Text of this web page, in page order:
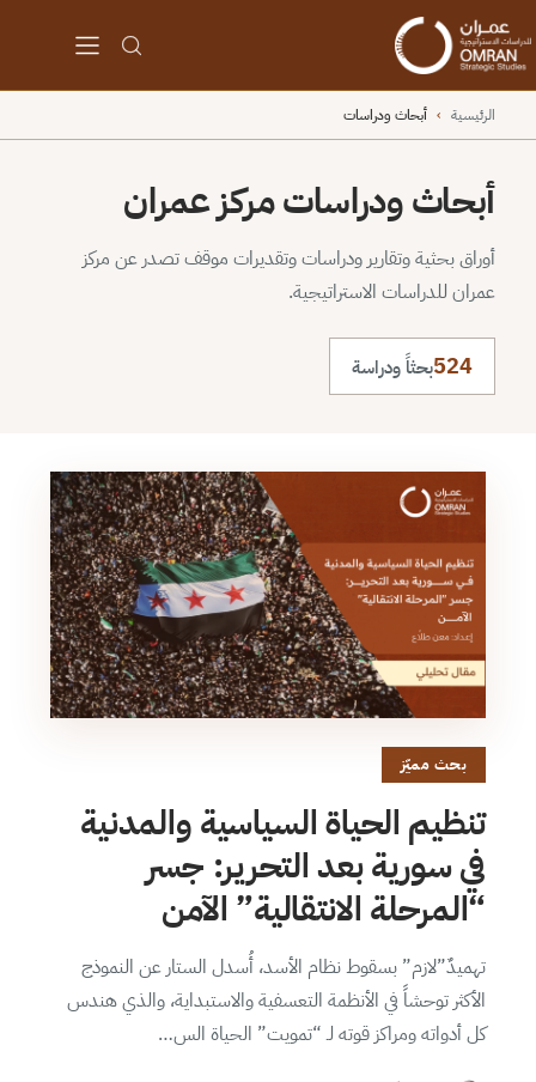
الرئيسية › أبحاث ودراسات
أبحاث ودراسات مركز عمران
أوراق بحثية وتقارير ودراسات وتقديرات موقف تصدر عن مركز
عمران للدراسات الاستراتيجية.
524بحثاً ودراسة
بحث مميّز
تنظيم الحياة السياسية والمدنية
في سورية بعد التحرير: جسر
“المرحلة الانتقالية” الآمن
تهميدٌ”لازم” بسقوط نظام الأسد، أُسدل الستار عن النموذج
الأكثر توحشاً في الأنظمة التعسفية والاستبداية، والذي هندس
كل أدواته ومراكز قوته لـ “تمويت” الحياة الس…